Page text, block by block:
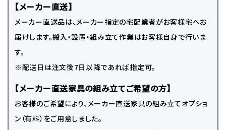
【メーカー直送】
メーカー直送品は、メーカー指定の宅配業者がお客様宅へお
届けします。搬入・設置・組み立て作業はお客様自身で行いま
す。
※配送日は注文後7日以降であれば指定可。
【メーカー直送家具の組み立てご希望の方】
お客様のご希望により、メーカー直送家具の組み立てオプショ
ン（有料）をご用意しました。